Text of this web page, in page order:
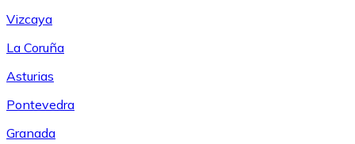
Vizcaya
La Coruña
Asturias
Pontevedra
Granada